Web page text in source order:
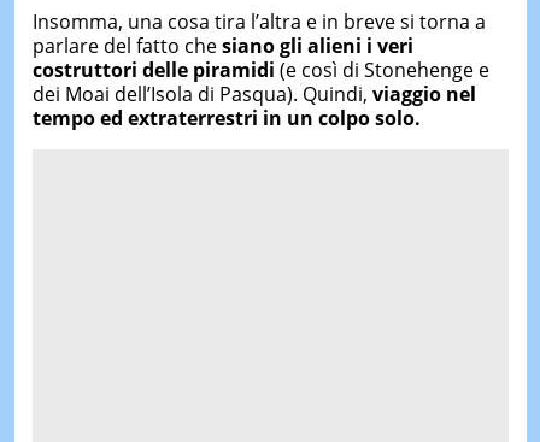
Insomma, una cosa tira l’altra e in breve si torna a
parlare del fatto chesiano gli alieni i veri
costruttori delle piramidi (e così di Stonehenge e
dei Moai dell’Isola di Pasqua). Quindi, viaggio nel
tempo ed extraterrestri in un colpo solo.